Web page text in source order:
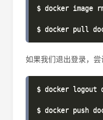
$ docker image
如果我们退出登录，尝
$ docker logout
$ docker push